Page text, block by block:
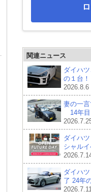
関連ニュース
ダイハ
の１台
2026.8.6
妻の一言
14年目
ダイハ
シャル
ダイハ
了 24年